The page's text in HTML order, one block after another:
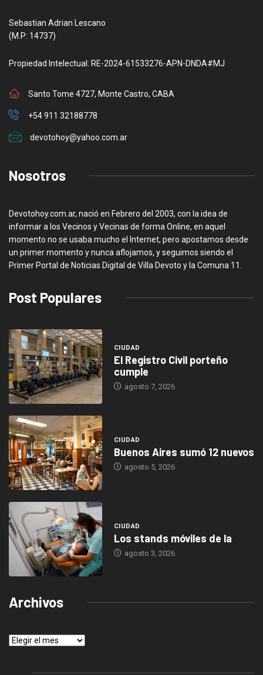
Sebastian Adrian Lescano
(M.P: 14737)
Propiedad Intelectual: RE-2024-61533276-APN-DNDA#MJ
Santo Tome 4727, Monte Castro, CABA
+54 911 32188778
devotohoy@yahoo.com.ar
Nosotros
Devotohoy.com.ar, nació en Febrero del 2003, con la idea de
informar a los Vecinos y Vecinas de forma Online, en aquel
momento no se usaba mucho el Internet, pero apostamos desde
un primer momento y nunca aflojamos, y seguimos siendo el
Primer Portal de Noticias Digital de Villa Devoto y la Comuna 11.
Post Populares
CIUDAD
El Registro Civil porteño
cumple
agosto 7, 2026
CIUDAD
Buenos Aires sumó 12 nuevos
agosto 5, 2026
CIUDAD
Los stands móviles de la
agosto 3, 2026
Archivos
Archivos